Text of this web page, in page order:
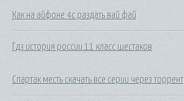
Как на айфоне 4с раздать вай фай
Гдз история россии 11 класс шестаков
Спартак месть скачать все серии через торрент